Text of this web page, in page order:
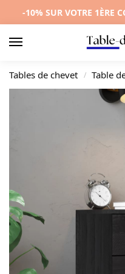
-10% SUR VOTRE 1ÈRE
Tables de chevet / Table